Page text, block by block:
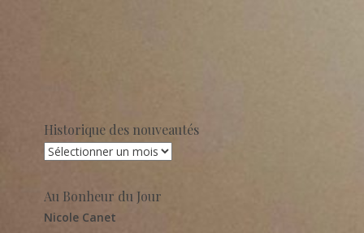
Historique des nouveautés
Historique
Au Bonheur du Jour
Nicole Canet